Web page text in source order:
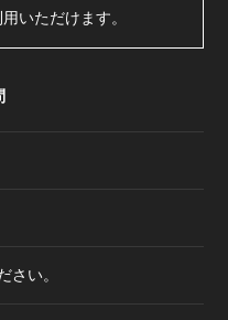
いただけます。
さい。